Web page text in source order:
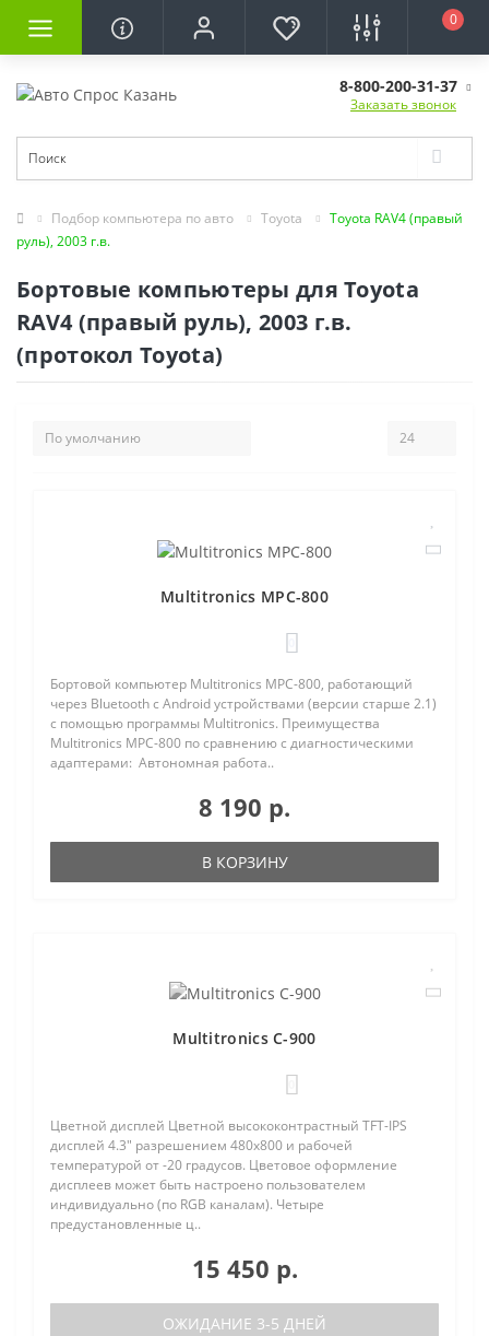
0
8-800-200-31-37
Заказать звонок
Подбор компьютера по авто Toyota
Toyota RAV4 (правый
руль), 2003 г.в.
Бортовые компьютеры для Toyota
RAV4 (правый руль), 2003 г.в.
(протокол Toyota)
Multitronics MPC-800
Бортовой компьютер Multitronics MPC-800, работающий
через Bluetooth с Android устройствами (версии старше 2.1)
с помощью программы Multitronics. Преимущества
Multitronics MPC-800 по сравнению с диагностическими
адаптерами: Автономная работа..
8 190 р.
В КОРЗИНУ
Multitronics C-900
Цветной дисплей Цветной высококонтрастный TFT-IPS
дисплей 4.3" разрешением 480х800 и рабочей
температурой от -20 градусов. Цветовое оформление
дисплеев может быть настроено пользователем
индивидуально (по RGB каналам). Четыре
предустановленные ц..
15 450 р.
ОЖИДАНИЕ 3-5 ДНЕЙ